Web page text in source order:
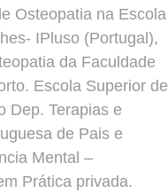
Osteopatia na Escola
IPluso (Portugal),
da Faculdade
Escola Superior de
Dep. Terapias e
de Pais e
Mental –
Prática privada.